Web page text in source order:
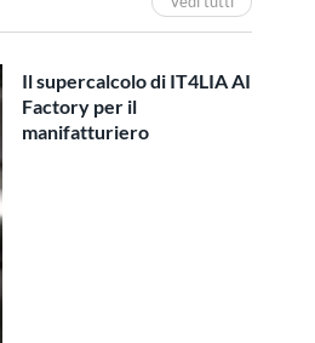
Il supercalcolo di IT4LIA AI
Factory per il
manifatturiero